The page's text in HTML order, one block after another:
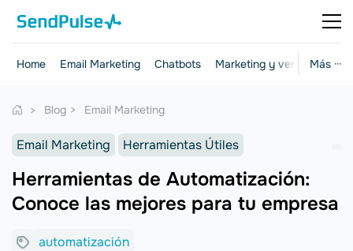
Más ···
Home Email Marketing Chatbots Marketing y ventas
Blog Email Marketing
Email Marketing Herramientas Útiles
Herramientas de Automatización:
Conoce las mejores para tu empresa
automatización